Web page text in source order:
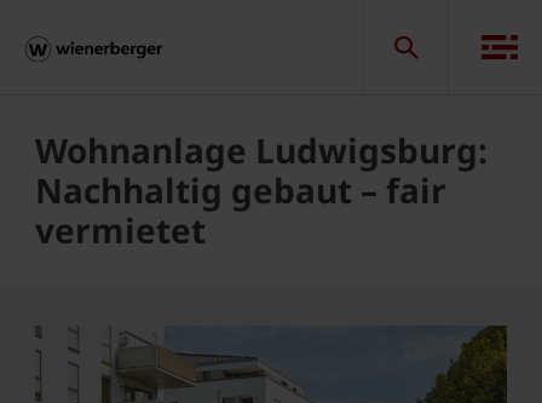
Wohnanlage Ludwigsburg:
Nachhaltig gebaut – fair
vermietet